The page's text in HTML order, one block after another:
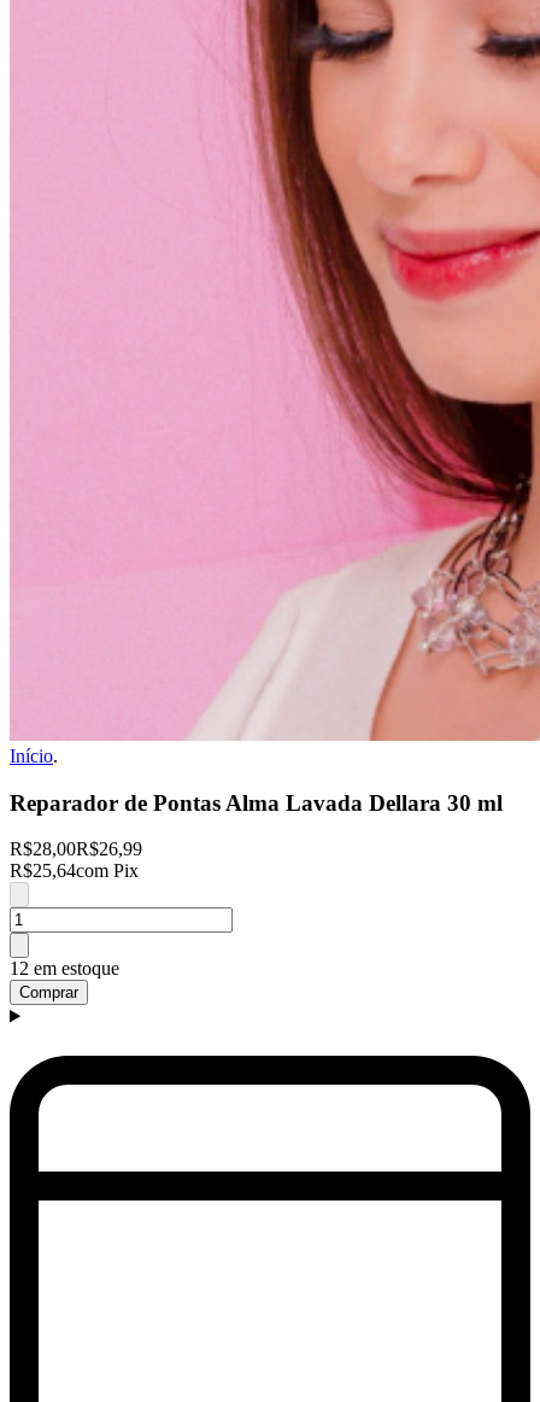
Início.
Reparador de Pontas Alma Lavada Dellara 30 ml
R$28,00R$26,99
R$25,64com Pix
12 em estoque
Comprar